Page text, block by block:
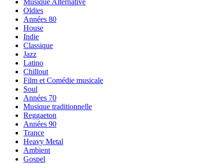
Musique Alternative
Oldies
Années 80
House
Indie
Classique
Jazz
Latino
Chillout
Film et Comédie musicale
Soul
Années 70
Musique traditionnelle
Reggaeton
Années 90
Trance
Heavy Metal
Ambient
Gospel